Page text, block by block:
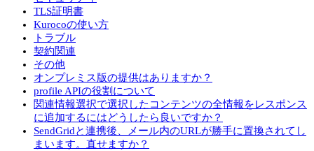
TLS証明書
Kurocoの使い方
トラブル
契約関連
その他
オンプレミス版の提供はありますか？
profile APIの役割について
関連情報選択で選択したコンテンツの全情報をレスポンス
に追加するにはどうしたら良いですか？
SendGridと連携後、メール内のURLが勝手に置換されてし
まいます。直せますか？